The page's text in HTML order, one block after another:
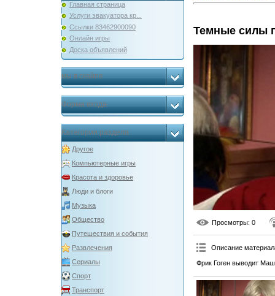
Главная страница
Услуги эвакуатора кр...
Ссылки 83462900090
Онлайн игры
Доска объявлений
мы в скайпе
Форма входа
Категории раздела
Другое
Компьютерные игры
Красота и здоровье
Люди и блоги
Музыка
Общество
Путешествия и события
Развлечения
Сериалы
Спорт
Транспорт
Темные силы
Просмотры: 0
Описание
Фрик Гоген выводит